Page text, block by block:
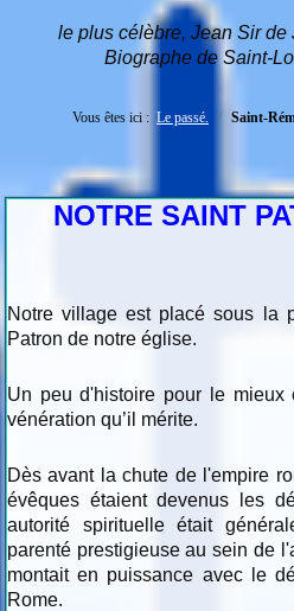
le plus célèbre, Jean Sir de
Biographe de Saint-
Vous êtes ici : Le passé. Saint-
NOTRE SAINT
Notre village est placé sous la
Patron de notre église.
Un peu d'histoire pour le mieux
vénération qu’il mérite.
Dès avant la chute de l'empire
évêques étaient devenus les
autorité spirituelle était
parenté prestigieuse au sein de
montait en puissance avec le
Rome.